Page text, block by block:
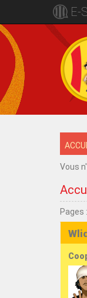
E-
Vous
Pages :